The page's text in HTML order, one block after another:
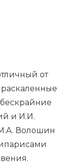
от
и И.И.
Волошин